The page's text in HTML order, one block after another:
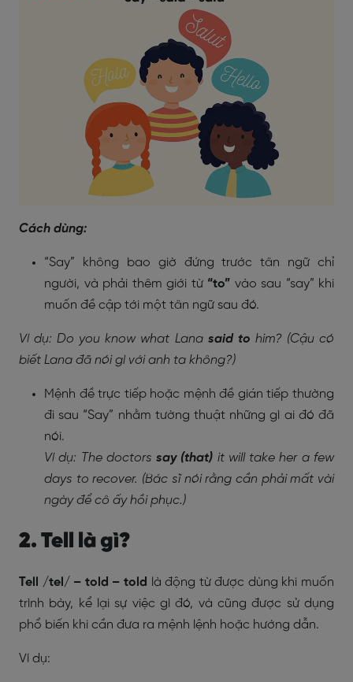
Cách dùng:
“Say” không bao giờ đứng trước tân ngữ chỉ
người, và phải thêm giới từ“to” vào sau “say” khi
muốn đề cập tới một tân ngữ sau đó.
Ví dụ: Do you know what Lana said to him? (Cậu có
biết Lana đã nói gì với anh ta không?)
Mệnh đề trực tiếp hoặc mệnh đề gián tiếp thường
đi sau “Say” nhằm tường thuật những gì ai đó đã
nói.
Ví dụ: The doctorssay (that) it will take her a few
days to recover. (Bác sĩ nói rằng cần phải mất vài
ngày để cô ấy hồi phục.)
2. Tell là gì?
Tell /tel/ – told – told là động từ được dùng khi muốn
trình bày, kể lại sự việc gì đó, và cũng được sử dụng
phổ biến khi cần đưa ra mệnh lệnh hoặc hướng dẫn.
Ví dụ: